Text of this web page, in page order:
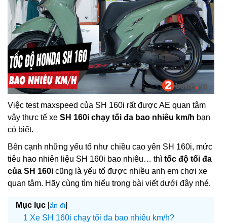
Việc test maxspeed của SH 160i rất được AE quan tâm
vậy thực tế xe SH 160i chạy tối đa bao nhiêu km/h bạn
có biết.
Bên cạnh những yếu tố như chiều cao yên SH 160i, mức
tiêu hao nhiên liệu SH 160i bao nhiêu… thì tốc độ tối đa
của SH 160i cũng là yếu tố được nhiều anh em chơi xe
quan tâm. Hãy cùng tìm hiểu trong bài viết dưới đây nhé.
Mục lục [ẩn đi]
Xe SH 160i chạy tối đa bao nhiêu km/h?